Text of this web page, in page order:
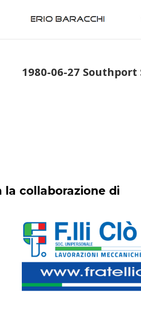
1980-06-27 Southport
la collaborazione di